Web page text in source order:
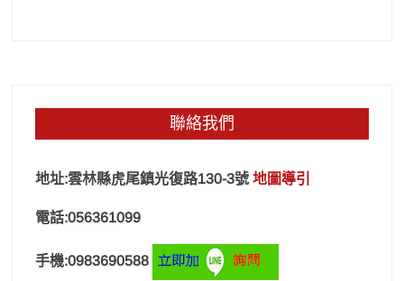
聯絡我們
地址:雲林縣虎尾鎮光復路130-3號地圖導引
電話:056361099
手機:0983690588